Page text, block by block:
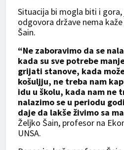
Situacija bi mogla biti i
odgovora države nema
Šain.
“Ne zaboravimo da se
kada su sve potrebe
grijati stanove, kada
košuljju, ne treba nam
idu u školu, kada nam ne
nalazimo se u periodu
daje da lakše živimo sa
Željko Šain, profesor na
UNSA.